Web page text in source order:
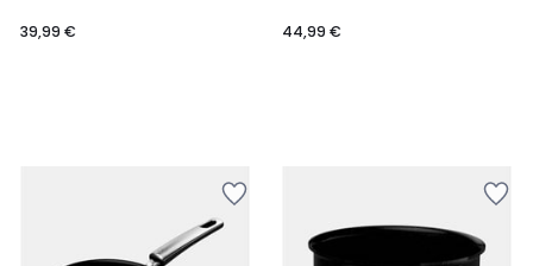
39,99 € 44,99 €